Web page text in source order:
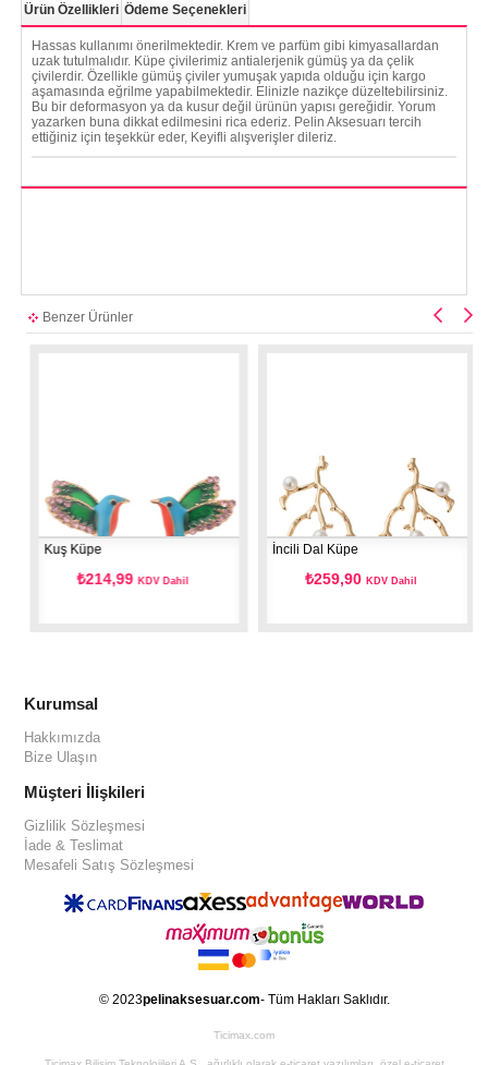
Ürün Özellikleri Ödeme Seçenekleri
Hassas kullanımı önerilmektedir. Krem ve parfüm gibi kimyasallardan
uzak tutulmalıdır. Küpe çivilerimiz antialerjenik gümüş ya da çelik
çivilerdir. Özellikle gümüş çiviler yumuşak yapıda olduğu için kargo
aşamasında eğrilme yapabilmektedir. Elinizle nazikçe düzeltebilirsiniz.
Bu bir deformasyon ya da kusur değil ürünün yapısı gereğidir. Yorum
yazarken buna dikkat edilmesini rica ederiz. Pelin Aksesuarı tercih
ettiğiniz için teşekkür eder, Keyifli alışverişler dileriz.
Benzer Ürünler
Kuş Küpe
₺214,99KDV Dahil
İncili Dal Küpe
₺259,90 KDV Dahil
Kurumsal
Hakkımızda
Bize Ulaşın
Müşteri İlişkileri
Gizlilik Sözleşmesi
İade & Teslimat
Mesafeli Satış Sözleşmesi
© 2023pelinaksesuar.com- Tüm Hakları Saklıdır.
Ticimax.com